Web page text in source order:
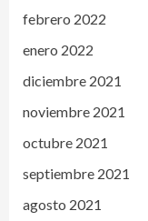
febrero 2022
enero 2022
diciembre 2021
noviembre 2021
octubre 2021
septiembre 2021
agosto 2021